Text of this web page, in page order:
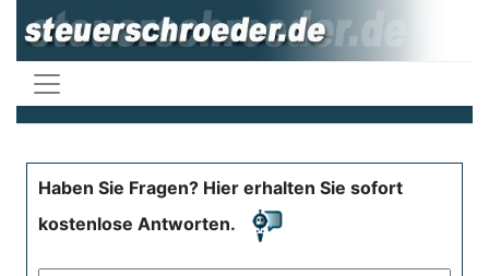
Haben Sie Fragen? Hier erhalten Sie sofort
kostenlose Antworten.